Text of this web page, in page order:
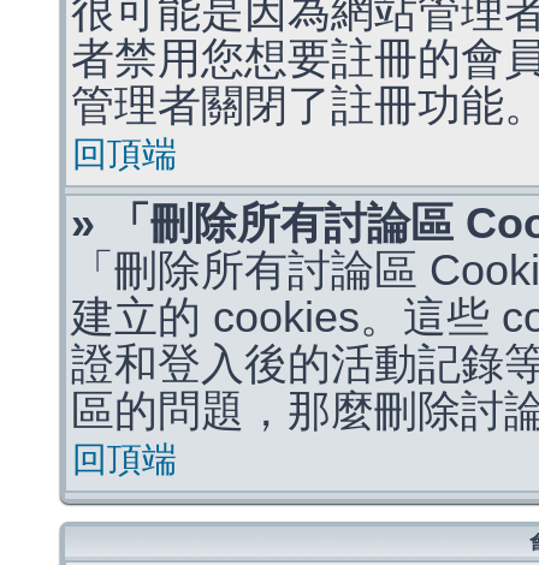
很可能是因為網站管理
者禁用您想要註冊的會
管理者關閉了註冊功能
回頂端
» 「刪除所有討論區
「刪除所有討論區
建立的 cookies。這些
證和登入後的活動記錄
區的問題，那麼刪除討
回頂端